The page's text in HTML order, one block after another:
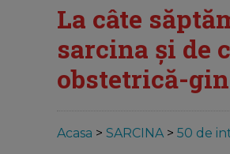
La câte
sarcina și de
obstetrică-
Acasa > SARCINA> 50 de